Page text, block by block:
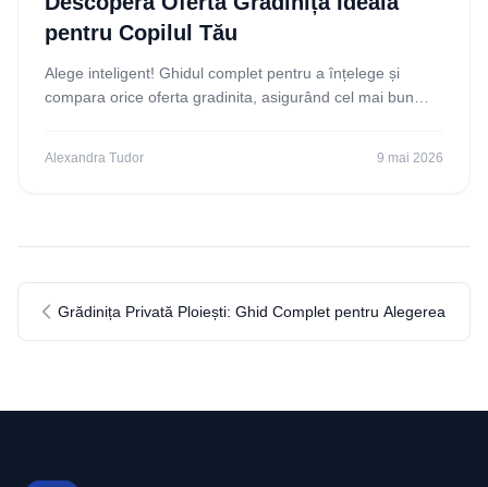
pentru Copilul Tău
Alege inteligent! Ghidul complet pentru a înțelege și
compara orice oferta gradinita, asigurând cel mai bun
Alexandra Tudor 9 mai 2026
Grădinița Privată Ploiești: Ghid Complet pentru Alegerea